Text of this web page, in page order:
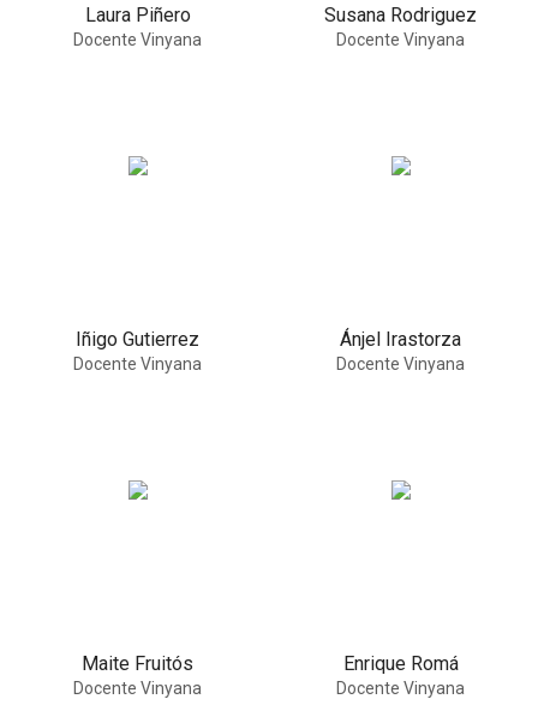
Socios Colaboradores
Noticias
Laura Piñero
Docente Vinyana
Susana Rodriguez
Docente Vinyana
Iñigo Gutierrez
Docente Vinyana
Ánjel Irastorza
Docente Vinyana
Maite Fruitós
Docente Vinyana
Enrique Romá
Docente Vinyana